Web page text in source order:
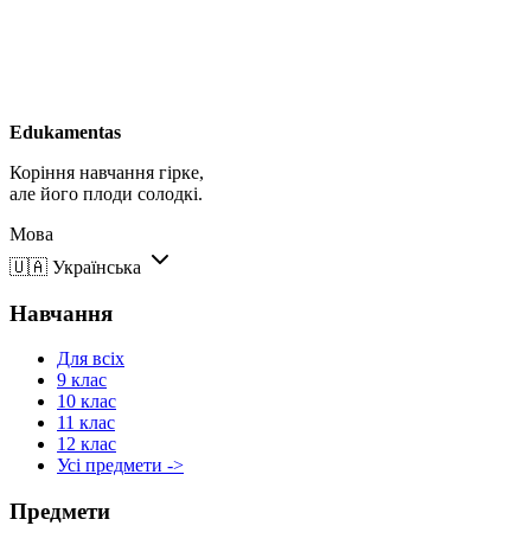
Edukamentas
Коріння навчання гірке,
але його плоди солодкі.
Мова
🇺🇦 Українська
Навчання
Для всіх
9 клас
10 клас
11 клас
12 клас
Усі предмети ->
Предмети